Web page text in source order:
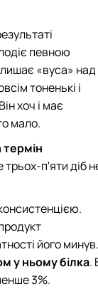
певною
«вуса» над
тоненькі і
хоч і має
мало.
термін
трьох-п'яти діб
його минув.
у ньому білка.
3%.